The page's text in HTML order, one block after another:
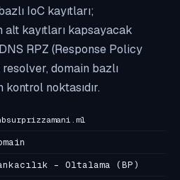
IoC kayıtları;
kayıtları kapsayacak
RPZ (Response Policy
domain bazlı
noktasıdır.
- Oltalama (BP)